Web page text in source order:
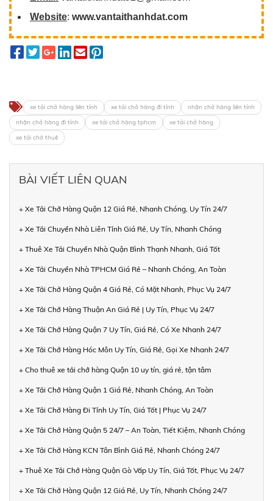
Website: www.vantaithanhdat.com
xe tải chở hàng liên tỉnh xe tải chở hàng đi tỉnh
nhận chở hàng liên tỉnh
nhận chở hàng đi tỉnh
xe tải chở hàng tphcm
xe tải chở hàng
xe tải chở thuê
BÀI VIẾT LIÊN QUAN
+ Xe Tải Chở Hàng Quận 12 Giá Rẻ, Nhanh Chóng, Uy Tín 24/7
+ Xe Tải Chuyển Nhà Liên Tỉnh Giá Rẻ, Uy Tín, Nhanh Chóng
+ Thuê Xe Tải Chuyển Nhà Quận Bình Thạnh Nhanh, Giá Tốt
+ Xe Tải Chuyển Nhà TPHCM Giá Rẻ – Nhanh Chóng, An Toàn
+ Xe Tải Chở Hàng Quận 4 Giá Rẻ, Có Mặt Nhanh, Phục Vụ 24/7
+ Xe Tải Chở Hàng Thuận An Giá Rẻ | Uy Tín, Phục Vụ 24/7
+ Xe Tải Chở Hàng Quận 7 Uy Tín, Giá Rẻ, Có Xe Nhanh 24/7
+ Xe Tải Chở Hàng Hóc Môn Uy Tín, Giá Rẻ, Gọi Xe Nhanh 24/7
+ Cho thuê xe tải chở hàng Quận 10 uy tín, giá rẻ, tận tâm
+ Xe Tải Chở Hàng Quận 1 Giá Rẻ, Nhanh Chóng, An Toàn
+ Xe Tải Chở Hàng Đi Tỉnh Uy Tín, Giá Tốt | Phục Vụ 24/7
+ Xe Tải Chở Hàng Quận 5 24/7 – An Toàn, Tiết Kiệm, Nhanh Chóng
+ Xe Tải Chở Hàng KCN Tân Bình Giá Rẻ, Nhanh Chóng 24/7
+ Thuê Xe Tải Chở Hàng Quận Gò Vấp Uy Tín, Giá Tốt, Phục Vụ 24/7
+ Xe Tải Chở Hàng Quận 12 Giá Rẻ, Uy Tín, Nhanh Chóng 24/7